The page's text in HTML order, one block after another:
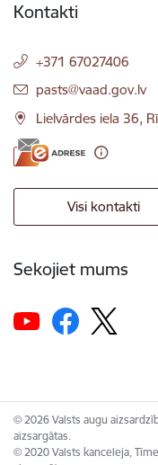
Kontakti
+371 67027406
E-pasts:
pasts@vaad.gov.lv
Lielvārdes iela 36,
Visi kontakti
Sekojiet mums
© 2026 Valsts augu
aizsargātas.
© 2020 Valsts kanceleja,